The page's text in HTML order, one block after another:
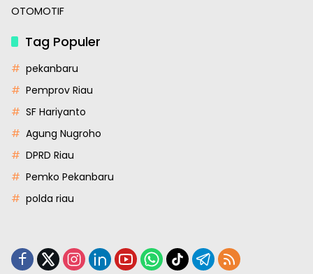
OTOMOTIF
Tag Populer
pekanbaru
Pemprov Riau
SF Hariyanto
Agung Nugroho
DPRD Riau
Pemko Pekanbaru
polda riau